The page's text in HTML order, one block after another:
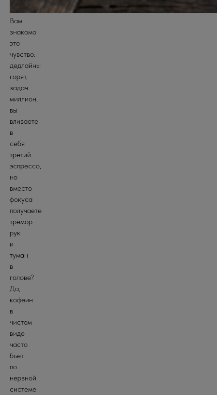
Вам
знакомо
это
чувство:
дедлайны
горят,
задач
миллион,
вы
вливаете
в
себя
третий
эспрессо,
но
вместо
фокуса
получаете
тремор
рук
и
туман
в
голове?
Да,
кофеин
в
чистом
виде
часто
бьет
по
нервной
системе